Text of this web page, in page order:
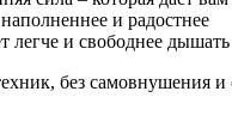
и радостнее
легче и свободнее
без самовнушения